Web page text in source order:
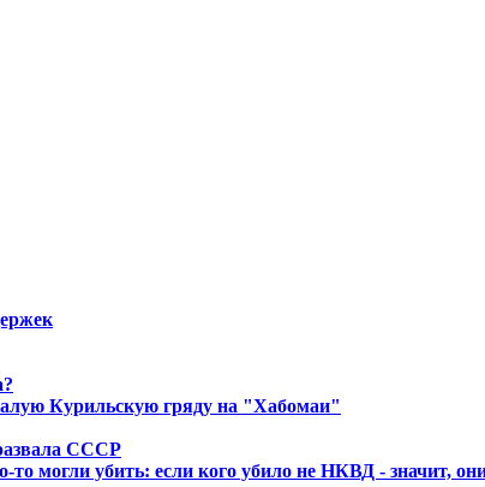
Курильскую гряду на "Хабомаи"
СССР
могли убить: если кого убило не НКВД - значит,